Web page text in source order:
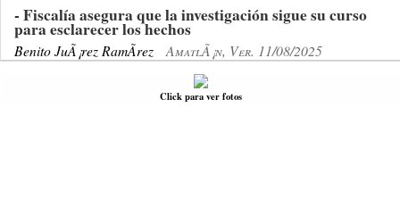
- Fiscalía asegura que la investigación sigue su curso
para esclarecer los hechos
Benito JuÃ¡rez RamÃ­rez AmatlÃ¡n, Ver. 11/08/2025
Click para ver fotos